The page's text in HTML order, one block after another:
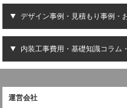
デザイン事例・見積もり事例・
内装工事費用・基礎知識コラム
運営会社